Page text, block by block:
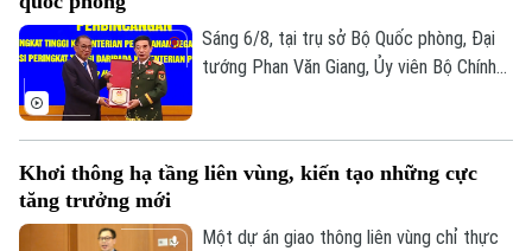
với chủ đề “Vì một không gian mạng nhân
văn cho mỗi người”.
Sáng 6/8, tại trụ sở Bộ Quốc phòng, Đại
tướng Phan Văn Giang, Ủy viên Bộ Chính
Dato' Seri Mohamed Khaled bin Nordin.
Khơi thông hạ tầng liên vùng, kiến tạo những cực
tăng trưởng mới
Một dự án giao thông liên vùng chỉ thực